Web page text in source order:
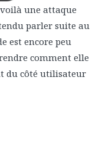
une attaque
parler suite au
est encore peu
comment elle
du côté utilisateur